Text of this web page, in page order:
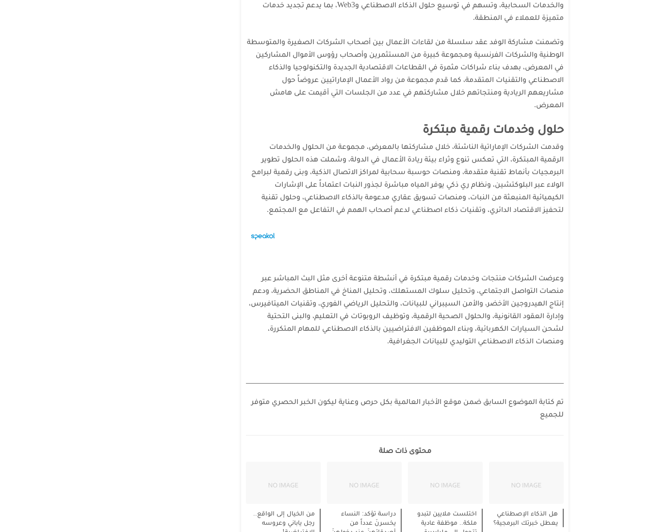
والخدمات السحابية، وتسهم في توسيع حلول الذكاء الاصطناعي وWeb3، بما يدعم تجديد خدمات
متميزة للعملاء في المنطقة.
وتضمنت مشاركة الوفد عقد سلسلة من لقاءات الأعمال بين أصحاب الشركات الصغيرة والمتوسطة
الوطنية والشركات الفرنسية ومجموعة كبيرة من المستثمرين وأصحاب رؤوس الأموال المشاركين
في المعرض، بهدف بناء شراكات مثمرة في القطاعات الاقتصادية الجديدة والتكنولوجيا والذكاء
الاصطناعي والتقنيات المتقدمة، كما قدم مجموعة من رواد الأعمال الإماراتيين عروضاً حول
مشاريعهم الريادية ومنتجاتهم خلال مشاركتهم في عدد من الجلسات التي أقيمت على هامش
المعرض.
حلول وخدمات رقمية مبتكرة
وقدمت الشركات الإماراتية الناشئة، خلال مشاركتها بالمعرض، مجموعة من الحلول والخدمات
الرقمية المبتكرة، التي تعكس تنوع وثراء بيئة ريادة الأعمال في الدولة، وشملت هذه الحلول تطوير
البرمجيات بأنماط تقنية متقدمة، ومنصات حوسبة سحابية لمراكز الاتصال الذكية، وبنى رقمية لبرامج
الولاء عبر البلوكتشين، ونظام ري ذكي يوفر المياه مباشرة لجذور النبات اعتماداً على الإشارات
الكيميائية المنبعثة من النبات، ومنصات تسويق عقاري مدعومة بالذكاء الاصطناعي، وحلول تقنية
لتحفيز الاقتصاد الدائري، وتقنيات ذكاء اصطناعي لدعم أصحاب الهمم في التفاعل مع المجتمع.
وعرضت الشركات منتجات وخدمات رقمية مبتكرة في أنشطة متنوعة أخرى مثل البث المباشر عبر
منصات التواصل الاجتماعي، وتحليل سلوك المستهلك، وتحليل المناخ في المناطق الحضرية، ودعم
إنتاج الهيدروجين الأخضر، والأمن السيبراني للبيانات، والتحليل الرياضي الفوري، وتقنيات الميتافيرس،
وإدارة العقود القانونية، والحلول الصحية الرقمية، وتوظيف الروبوتات في التعليم، والبنى التحتية
لشحن السيارات الكهربائية، وبناء الموظفين الافتراضيين بالذكاء الاصطناعي للمهام المتكررة،
ومنصات الذكاء الاصطناعي التوليدي للبيانات الجغرافية.
تم كتابة الموضوع السابق ضمن موقع الأخبار العالمية بكل حرص وعناية ليكون الخبر الحصري متوفر
للجميع
محتوى ذات صلة
هل الذكاء الإصطناعي
يعطل خبرتك البرمجية؟
اختلست ملايين لتبدو
ملكة.. موظفة عادية
دراسة تؤكد: النساء
يخسرنَ عدداً من
من الخيال إلى الواقع..
رجل ياباني وعروسه